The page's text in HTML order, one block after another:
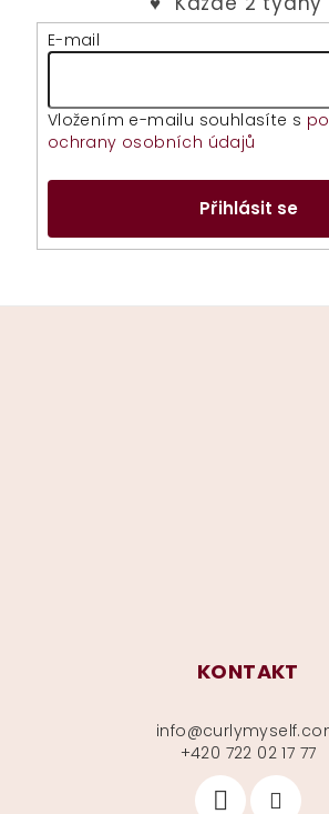
E-mail
Vložením e-mailu souhlasíte s
ochrany osobních údajů
Přihlásit se
KONTAKT
info@
+420 722 02 17 77